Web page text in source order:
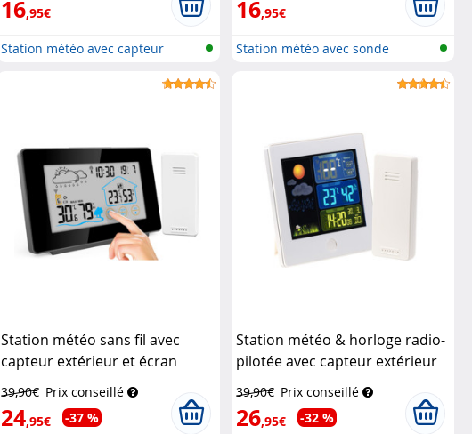
16,95€
Station météo avec capteur
16,95€
Station météo avec sonde
Station météo sans fil avec
capteur extérieur et écran
tactile couleur FWS-265
Infactory
39,90€ Prix conseillé
24,95€ -37 %
Station météo & horloge radio-
pilotée avec capteur extérieur
Infactory
39,90€ Prix conseillé
26,95€ -32 %